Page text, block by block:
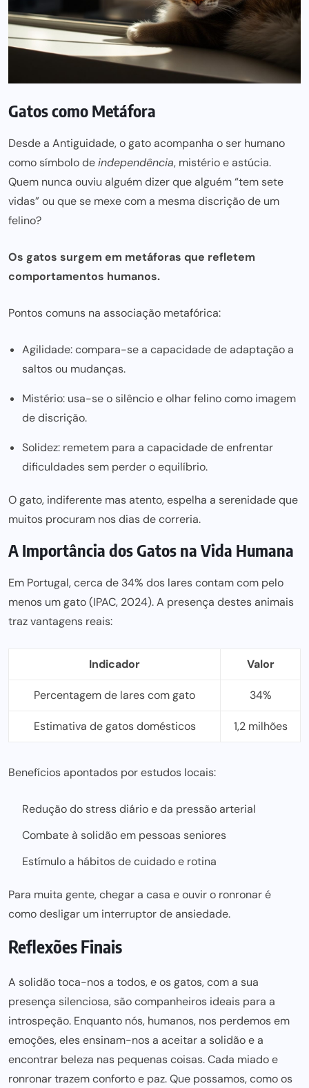
Gatos como Metáfora
Desde a Antiguidade, o gato acompanha o ser humano
como símbolo deindependência, mistério e astúcia.
Quem nunca ouviu alguém dizer que alguém “tem sete
vidas” ou que se mexe com a mesma discrição de um
felino?
Os gatos surgem em metáforas que refletem
comportamentos humanos.
Pontos comuns na associação metafórica:
Agilidade: compara-se a capacidade de adaptação a
saltos ou mudanças.
Mistério: usa-se o silêncio e olhar felino como imagem
de discrição.
Solidez: remetem para a capacidade de enfrentar
dificuldades sem perder o equilíbrio.
O gato, indiferente mas atento, espelha a serenidade que
muitos procuram nos dias de correria.
A Importância dos Gatos na Vida Humana
Em Portugal, cerca de 34% dos lares contam com pelo
menos um gato (IPAC, 2024). A presença destes animais
traz vantagens reais:
Indicador Valor
Percentagem de lares com gato 34%
Estimativa de gatos domésticos 1,2 milhões
Benefícios apontados por estudos locais:
Redução do stress diário e da pressão arterial
Combate à solidão em pessoas seniores
Estímulo a hábitos de cuidado e rotina
Para muita gente, chegar a casa e ouvir o ronronar é
como desligar um interruptor de ansiedade.
Reflexões Finais
A solidão toca-nos a todos, e os gatos, com a sua
presença silenciosa, são companheiros ideais para a
introspeção. Enquanto nós, humanos, nos perdemos em
emoções, eles ensinam-nos a aceitar a solidão e a
encontrar beleza nas pequenas coisas. Cada miado e
ronronar trazem conforto e paz. Que possamos, como os